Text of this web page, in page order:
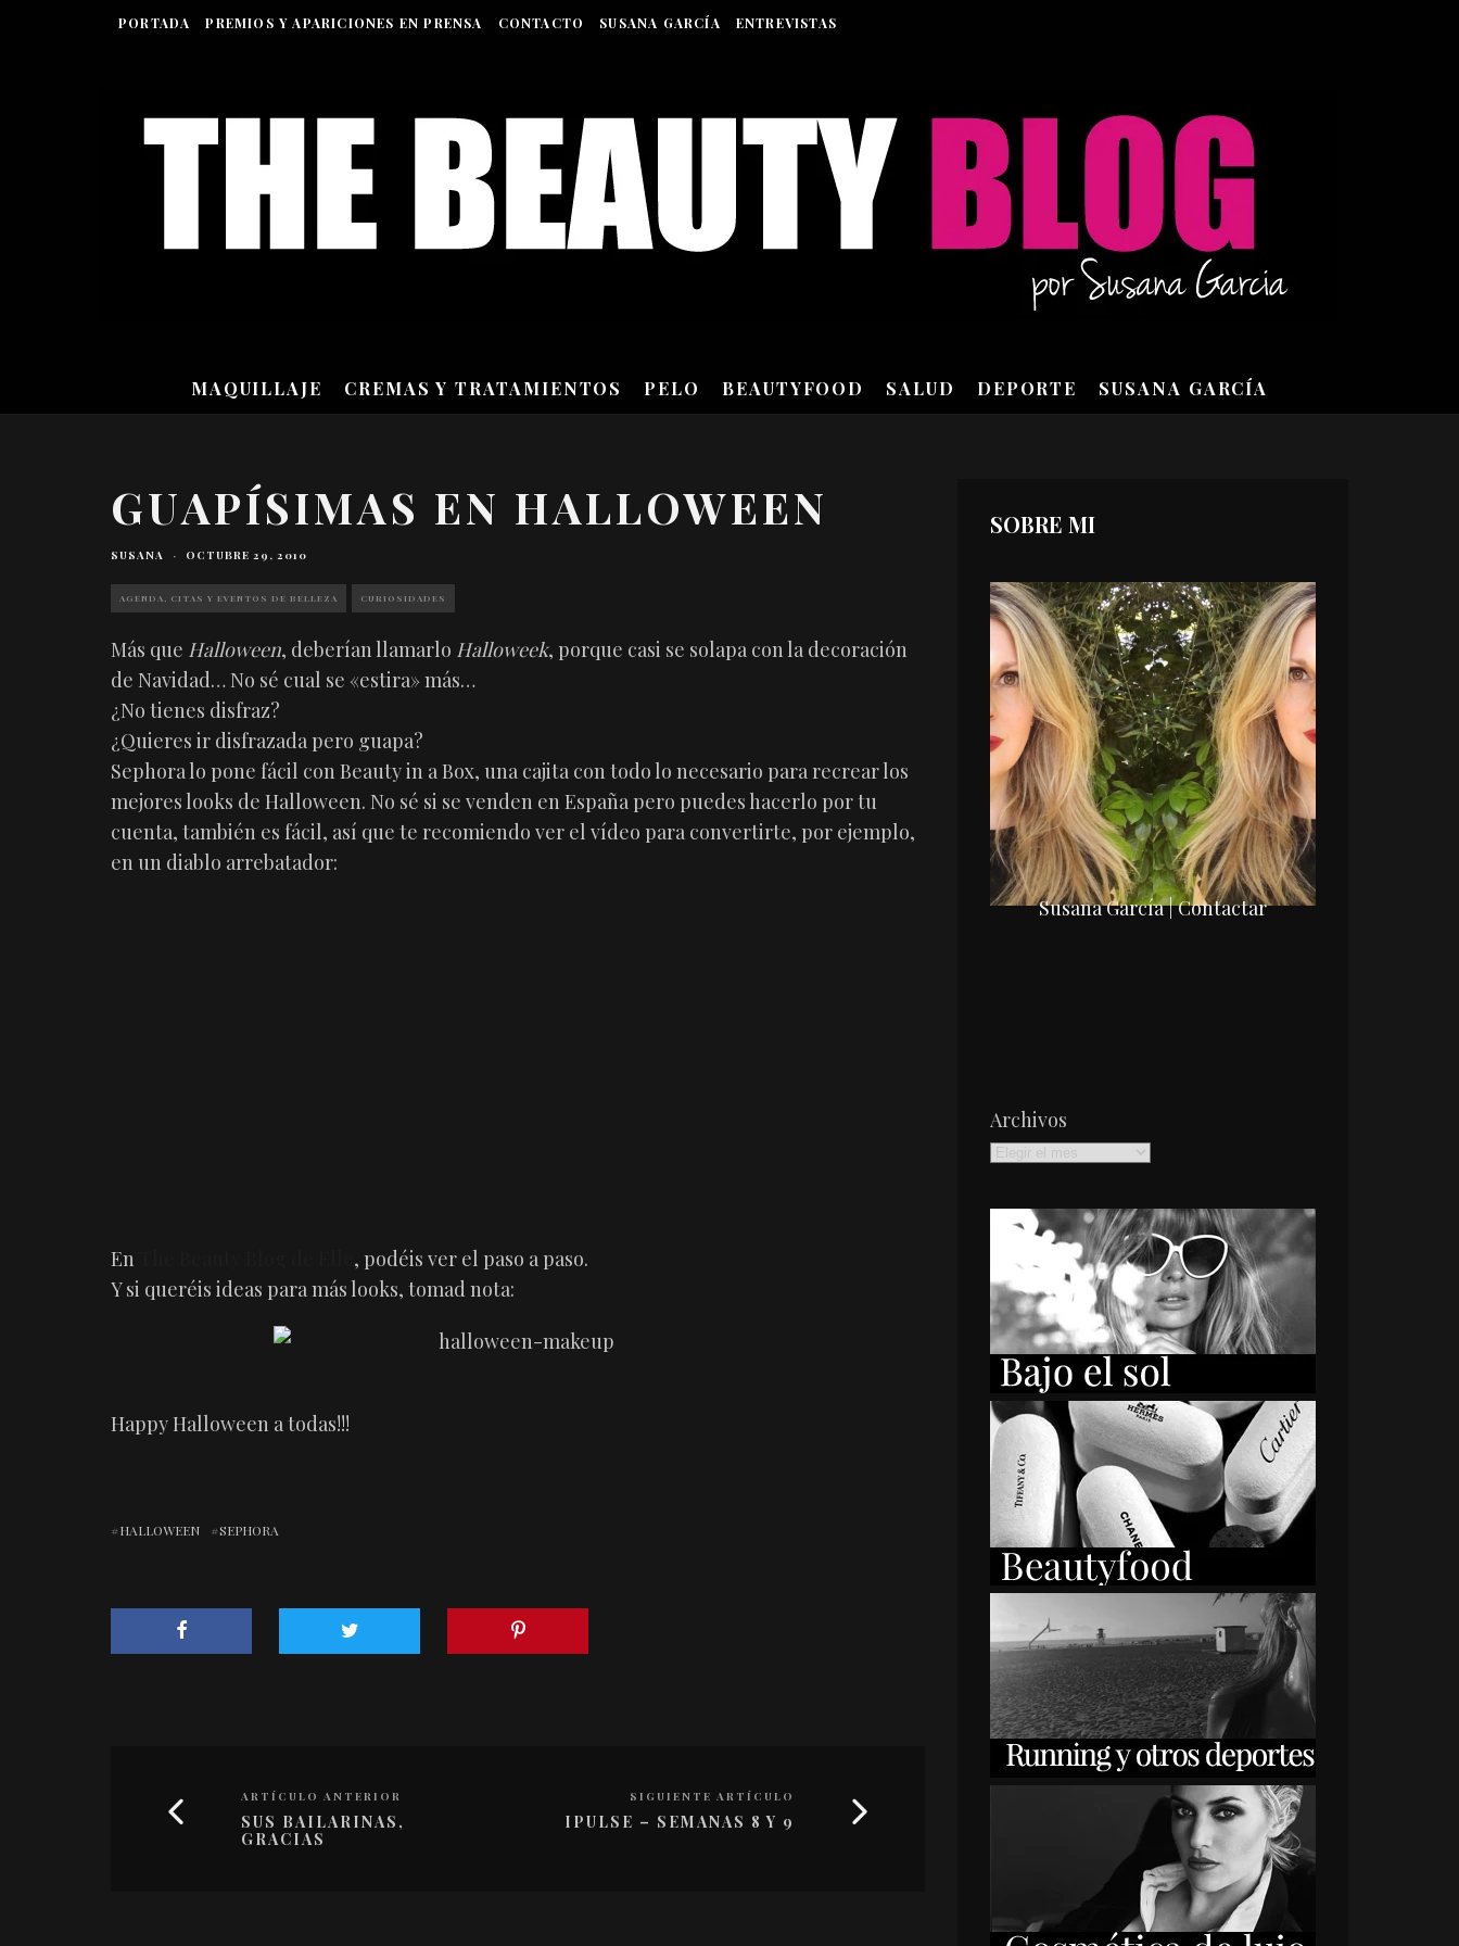
PORTADA PREMIOS Y APARICIONES EN PRENSA CONTACTO SUSANA GARCÍA ENTREVISTAS
MAQUILLAJE CREMAS Y TRATAMIENTOS PELO BEAUTYFOOD SALUD DEPORTE SUSANA GARCÍA
GUAPÍSIMAS EN HALLOWEEN
SUSANA · OCTUBRE 29, 2010
AGENDA, CITAS Y EVENTOS DE BELLEZA CURIOSIDADES
Más que Halloween, deberían llamarlo Halloweek, porque casi se solapa con la decoración
de Navidad… No sé cual se «estira» más…
¿No tienes disfraz?
¿Quieres ir disfrazada pero guapa?
Sephora lo pone fácil con Beauty in a Box, una cajita con todo lo necesario para recrear los
mejores looks de Halloween. No sé si se venden en España pero puedes hacerlo por tu
cuenta, también es fácil, así que te recomiendo ver el vídeo para convertirte, por ejemplo,
en un diablo arrebatador:
En
, podéis ver el paso a paso.
Y si queréis ideas para más looks, tomad nota:
Happy Halloween a todas!!!
HALLOWEEN SEPHORA
ARTÍCULO ANTERIOR
SUS BAILARINAS,
GRACIAS
SIGUIENTE ARTÍCULO
IPULSE – SEMANAS 8 Y 9
SOBRE MI
Susana García | Contactar
Archivos